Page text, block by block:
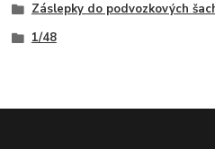
Záslepky do podvozkových
1/48